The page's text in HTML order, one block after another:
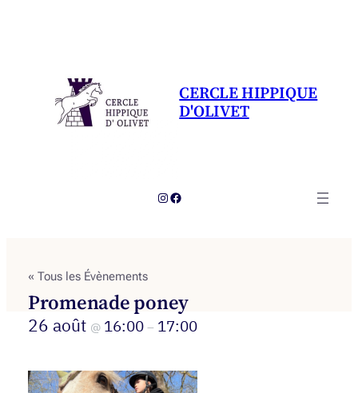
CERCLE HIPPIQUE
D'OLIVET
Instagram
Facebook
« Tous les Évènements
Promenade poney
26 août @ 16:00 – 17:00